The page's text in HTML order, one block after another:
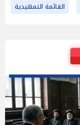
القائمة التمهيدية